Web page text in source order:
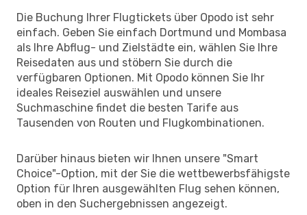
Die Buchung Ihrer Flugtickets über Opodo ist sehr
einfach. Geben Sie einfach Dortmund und Mombasa
als Ihre Abflug- und Zielstädte ein, wählen Sie Ihre
Reisedaten aus und stöbern Sie durch die
verfügbaren Optionen. Mit Opodo können Sie Ihr
ideales Reiseziel auswählen und unsere
Suchmaschine findet die besten Tarife aus
Tausenden von Routen und Flugkombinationen.
Darüber hinaus bieten wir Ihnen unsere "Smart
Choice"-Option, mit der Sie die wettbewerbsfähigste
Option für Ihren ausgewählten Flug sehen können,
oben in den Suchergebnissen angezeigt.